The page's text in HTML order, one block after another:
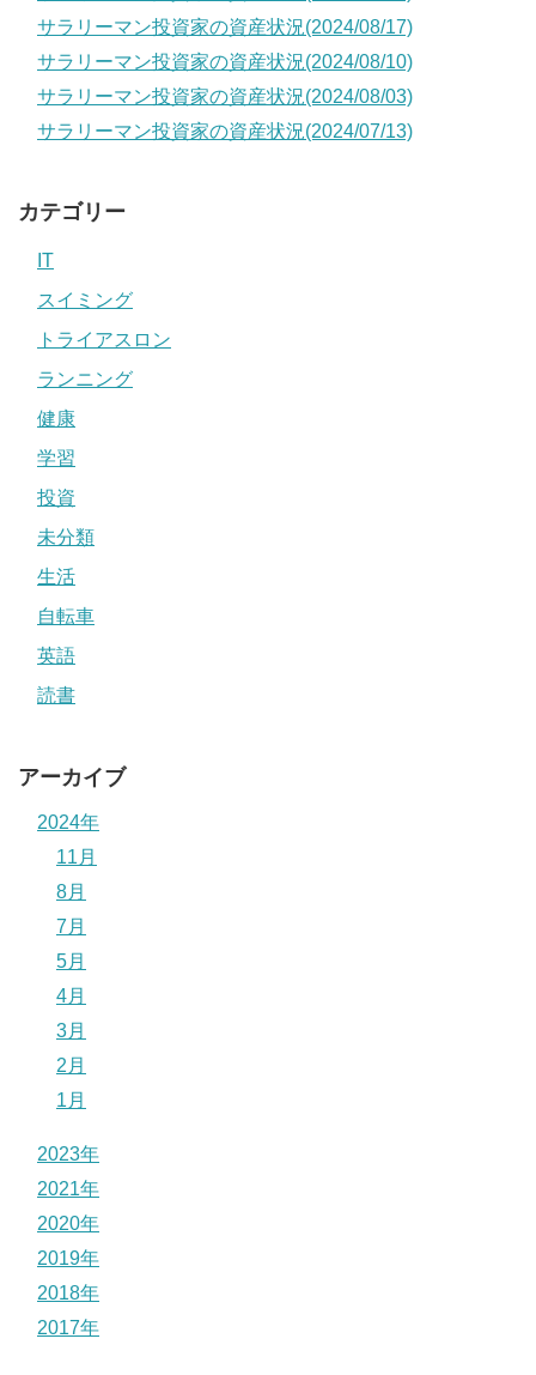
サラリーマン投資家の資産状況(2024/08/17)
サラリーマン投資家の資産状況(2024/08/10)
サラリーマン投資家の資産状況(2024/08/03)
サラリーマン投資家の資産状況(2024/07/13)
カテゴリー
IT
スイミング
トライアスロン
ランニング
健康
学習
投資
未分類
生活
自転車
英語
読書
アーカイブ
2024年
11月
8月
7月
5月
4月
3月
2月
1月
2023年
2021年
2020年
2019年
2018年
2017年